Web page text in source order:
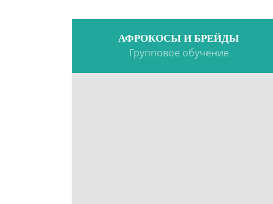
АФРОКОСЫ И БРЕЙДЫ
Групповое обучение